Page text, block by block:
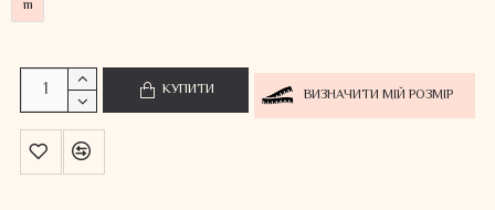
m
КУПИТИ ВИЗНАЧИТИ МІЙ РОЗМІР